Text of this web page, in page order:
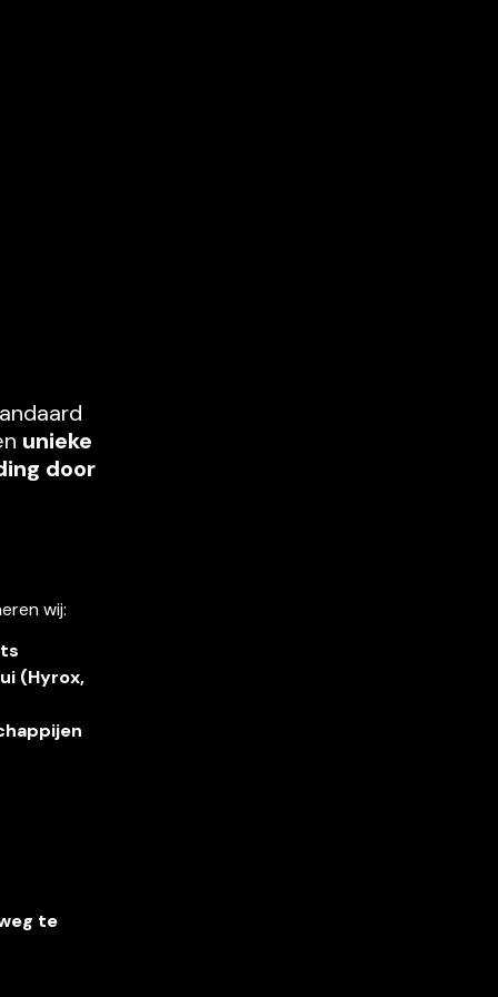
unieke
door
wij:
(Hyrox,
te